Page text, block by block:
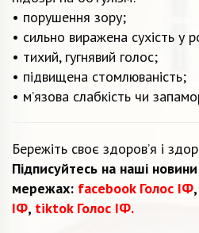
• порушення зору;
• сильно виражена сухість у
• тихий, гугнявий голос;
• підвищена стомлюваність;
• м’язова слабкість чи
Бережіть своє здоров’я і
Підписуйтесь на наші
мережах: facebook Голос ІФ,
ІФ, tiktok Голос ІФ.